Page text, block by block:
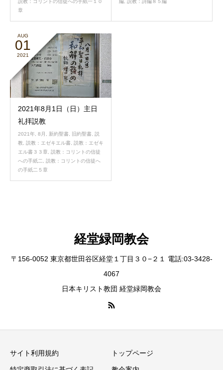
説教：コリントの信徒への手紙一１０
章
編 説教：詩編８５編
AUG
01
2021
2021年8月1日（日）主日
礼拝説教
2021年 8月 新約聖書 旧約聖書 説
教 説教：エゼキエル書 説教：エゼキ
エル書３３章 説教：コリントの信徒
への手紙二
説教：コリントの信徒へ
の手紙二５章
経堂緑岡教会
〒156-0052 東京都世田谷区経堂１丁目３０−２１ 電話:03-3428-
4067
日本キリスト教団 経堂緑岡教会
サイト利用規約 トップページ